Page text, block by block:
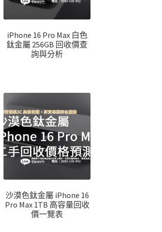
iPhone 16 Pro Max 白色
鈦金屬 256GB 回收價查
詢與分析
沙漠色鈦金屬 iPhone 16
Pro Max 1TB 高容量回收
價一覽表